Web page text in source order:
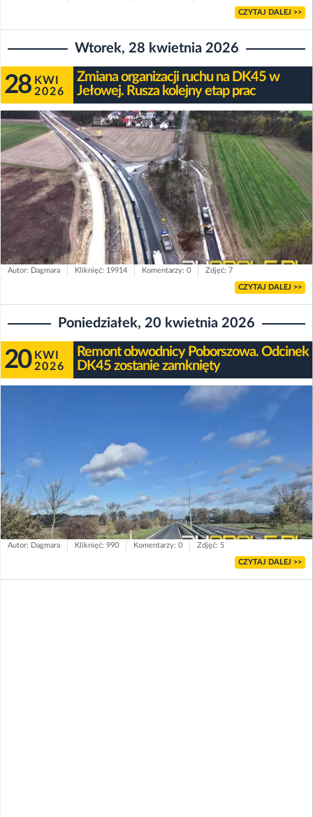
CZYTAJ DALEJ >>
Wtorek, 28 kwietnia 2026
28 KWI
2026
Zmiana organizacji ruchu na DK45 w
Jełowej. Rusza kolejny etap prac
Autor: Dagmara Kliknięć: 19914 Komentarzy: 0 Zdjęć: 7
CZYTAJ DALEJ >>
Poniedziałek, 20 kwietnia 2026
20 KWI
2026
Remont obwodnicy Poborszowa. Odcinek
DK45 zostanie zamknięty
Autor: Dagmara Kliknięć: 990 Komentarzy: 0 Zdjęć: 5
CZYTAJ DALEJ >>